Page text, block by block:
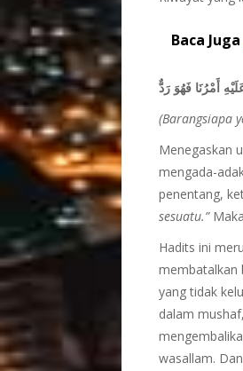
Baca Juga
أَمْرُنَا فَهُوَ رَدٌّ
(Barangsiapa
Menegaskan
mengada-
penentang,
sesuatu.”
Hadits ini
membatalkan
yang tidak
dalam
wasallam.